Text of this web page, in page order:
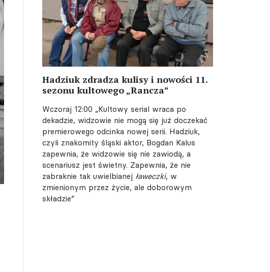
Hadziuk zdradza kulisy i nowości 11.
sezonu kultowego „Rancza”
Wczoraj 12:00 „Kultowy serial wraca po
dekadzie, widzowie nie mogą się już doczekać
premierowego odcinka nowej serii. Hadziuk,
czyli znakomity śląski aktor, Bogdan Kalus
zapewnia, że widzowie się nie zawiodą, a
scenariusz jest świetny. Zapewnia, że nie
zabraknie tak uwielbianej ławeczki, w
zmienionym przez życie, ale doborowym
składzie”